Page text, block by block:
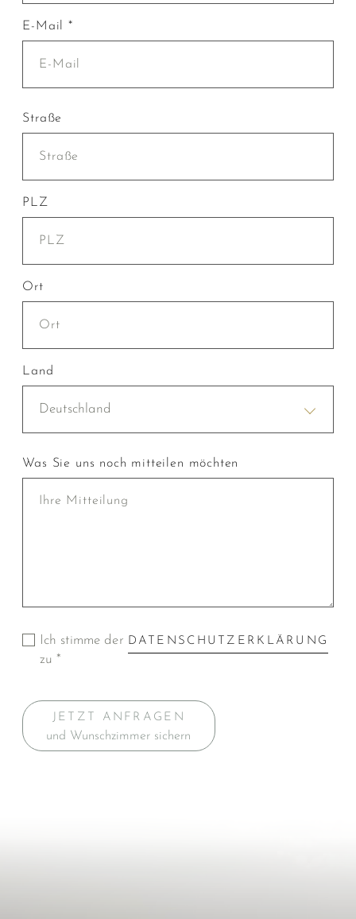
E-Mail *
Straße
PLZ
Ort
Land
Deutschland
Was Sie uns noch mitteilen möchten
Ich stimme der DATENSCHUTZERKLÄRUNG
zu *
JETZT ANFRAGEN
und Wunschzimmer sichern